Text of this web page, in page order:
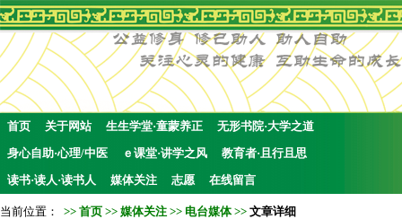
首页 关于网站 生生学堂·童蒙养正
无形书院·大学之道
身心自助·心理/中医
ｅ课堂·讲学之风
教育者·且行且思
读书·读人·读书人
媒体关注 志愿 在线留言
当前位置： >> 首页 >> 媒体关注 >> 电台媒体>> 文章详细